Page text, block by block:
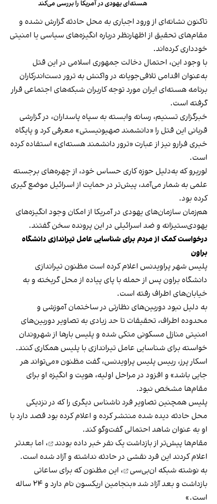
هسته‌ای یهودی در آمریکا را بررسی می‌کند
تاکنون نشانه‌ای از ورود اجباری به محل حادثه گزارش نشده و
مقام‌های تحقیق از اظهارنظر درباره انگیزه‌های سیاسی یا امنیتی
خودداری کرده‌اند.
با وجود این، احتمال دخالت جمهوری اسلامی در این قتل
به‌عنوان اقدامی تلافی‌جویانه در واکنش به ترور دست‌اندرکاران
برنامه هسته‌‌ای ایران مورد توجه کاربران شبکه‌های اجتماعی قرار
گرفته است.
خبرگزاری تسنیم، رسانه وابسته به سپاه پاسداران، در گزارشی
قربانی این قتل را «دانشمند صهیونیستی» معرفی کرد و پایگاه
خبری فرارو نیز از عبارت «ترور دانشمند هسته‌ای» استفاده کرده
است.
لوریرو که به‌دلیل حوزه کاری حساس خود، از چهره‌های برجسته
علمی به شمار می‌آمد، پیش‌تر در حمایت از اسرائیل موضع گیری
کرده بود.
هم‌زمان سازمان‌های یهودی در آمریکا از امکان وجود انگیزه‌های
یهودی‌ستیزانه و ضد اسرائیلی در این پرونده سخن گفتند.
درخواست کمک از مردم برای شناسایی عامل تیراندازی دانشگاه
براون
پلیس شهر پراویدنس اعلام کرده است مظنون تیراندازی
دانشگاه براون پس از حمله با پای پیاده از محل گریخته و به
خیابان‌های اطراف رفته است.
به دلیل نبود دوربین‌های نظارتی در ساختمان آموزشی و
محدوده اطراف، تحقیقات تا حد زیادی به تصاویر دوربین‌های
امنیتی منازل مسکونی متکی شده و پلیس بارها از شهروندان
خواسته برای شناسایی عامل تیراندازی با پلیس همکاری کنند.
اسکار پرز، رییس پلیس پراویدنس، گفت مظنون «می‌تواند هر
جایی باشد» و افزود در مراحل اولیه، هویت و انگیزه او برای
مقام‌ها مشخص نبود.
پلیس همچنین تصاویر فرد ناشناس دیگری را که در نزدیکی
محل حادثه دیده شده منتشر کرده و اعلام کرده بود قصد دارد با
او به عنوان شاهد احتمالی گفت‌وگو کند.
مقام‌ها پیش‌تر از بازداشت یک نفر خبر داده بودند
، اما بعدتر
اعلام کردند این فرد نقشی در حادثه نداشته و آزاد شده است.
به نوشته شبکه ان‌بی‌سی
، این مظنون که برای ساعاتی
بازداشت و بعد آزاد شد «بنجامین اریکسون نام دارد و ۲۴ ساله
است.»